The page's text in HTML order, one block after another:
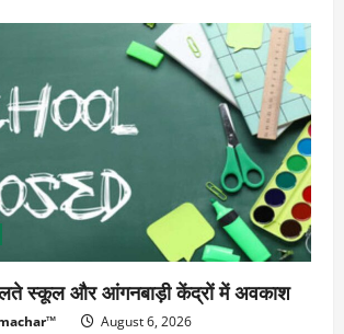
स्कूल और आंगनबाड़ी केंद्रों में अवकाश
August 6, 2026